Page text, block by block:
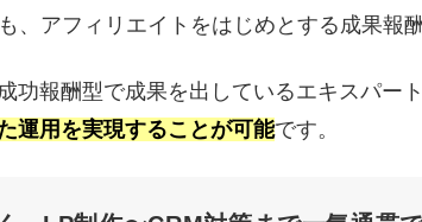
、アフィリエイトをはじめとする成果報
功報酬型で成果を出しているエキスパー
運用を実現することが可能です。